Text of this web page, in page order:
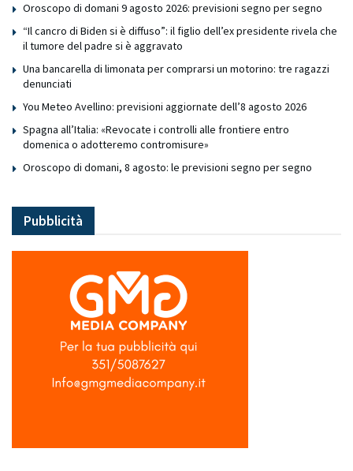
Oroscopo di domani 9 agosto 2026: previsioni segno per segno
“Il cancro di Biden si è diffuso”: il figlio dell’ex presidente rivela che
il tumore del padre si è aggravato
Una bancarella di limonata per comprarsi un motorino: tre ragazzi
denunciati
You Meteo Avellino: previsioni aggiornate dell’8 agosto 2026
Spagna all’Italia: «Revocate i controlli alle frontiere entro
domenica o adotteremo contromisure»
Oroscopo di domani, 8 agosto: le previsioni segno per segno
Pubblicità